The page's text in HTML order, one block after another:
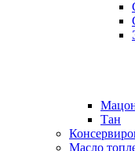
Тан
Масло